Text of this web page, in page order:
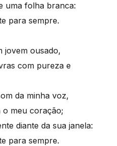
uma folha branca:
para sempre.
jovem ousado,
com pureza e
da minha voz,
o meu coração;
diante da sua janela:
para sempre.